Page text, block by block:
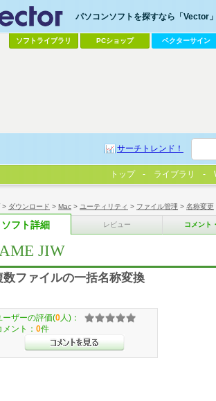
> ダウンロード > Mac > ユーティリティ > ファイル管理 > 名称変更
ソフト詳細 レビュー コメント
JIW
数ファイルの一括名称変換
ーザーの評価(0 人)：
メント： 0件
パソコンソフトを探すなら「Vector」
ソフトライブラリ PCショップ ベクターサイン
サーチトレンド！
トップ ライブラリ